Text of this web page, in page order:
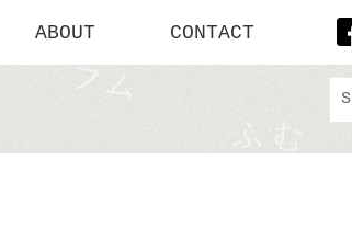
ABOUT CONTACT